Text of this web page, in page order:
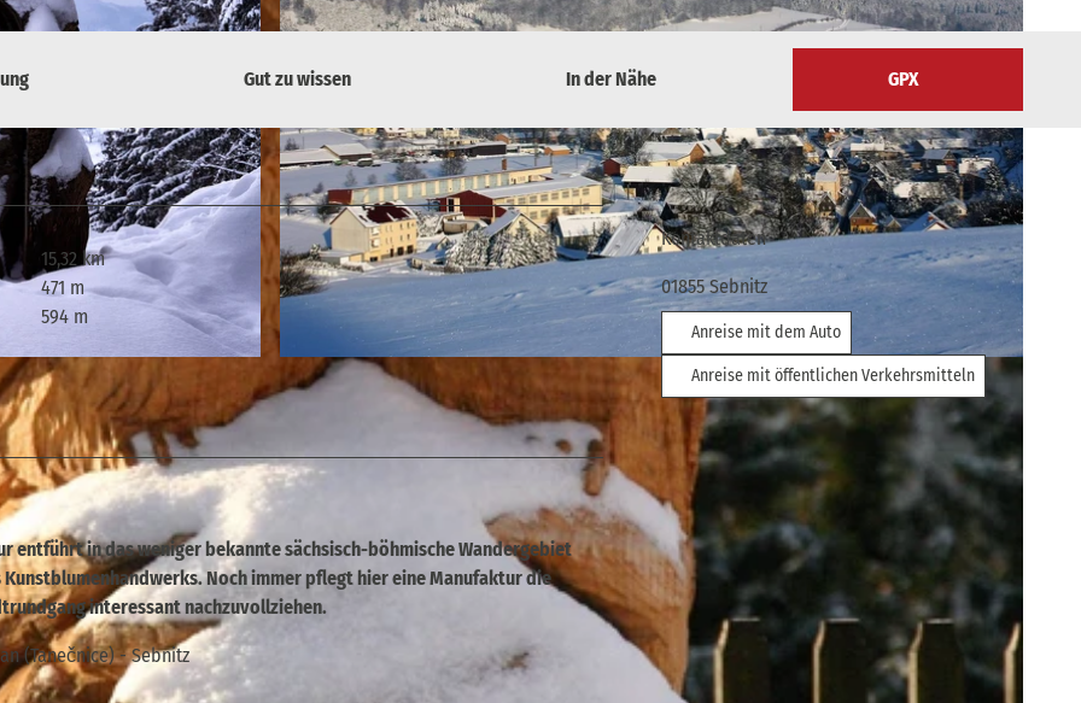
© Wachbergbaude, Tourismusverband Sächsische Schweiz
Gut zu wissen In der Nähe GPX
15,32 km
471 m
594 m
entführt in das weniger bekannte sächsisch-böhmische Wandergebiet
Noch immer pflegt hier eine Manufaktur die
interessant nachzuvollziehen.
(Tanečnice) - Sebnitz
Kontaktdaten
01855Sebnitz
Anreise mit dem Auto
Anreise mit öffentlichen Verkehrsmitteln